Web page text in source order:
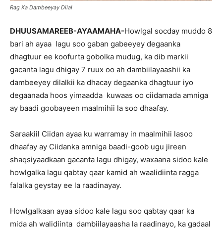
Rag Ka Dambeeyay Dilal
DHUUSAMAREEB-AYAAMAHA-Howlgal socday muddo 8
bari ah ayaa lagu soo gaban gabeeyey degaanka
dhagtuur ee koofurta gobolka mudug, ka dib markii
gacanta lagu dhigay 7 ruux oo ah dambiilayaashii ka
dambeeyey dilalkii ka dhacay degaanka dhagtuur iyo
degaanada hoos yimaadda kuwaas oo ciidamada amniga
ay baadi goobayeen maalmihii la soo dhaafay.
Saraakiil Ciidan ayaa ku warramay in maalmihii lasoo
dhaafay ay Ciidanka amniga baadi-goob ugu jireen
shaqsiyaadkaan gacanta lagu dhigay, waxaana sidoo kale
howlgalka lagu qabtay qaar kamid ah waalidiinta ragga
falalka geystay ee la raadinayay.
Howlgalkaan ayaa sidoo kale lagu soo qabtay qaar ka
mida ah walidiinta dambiilayaasha la raadinayo, ka gadaal